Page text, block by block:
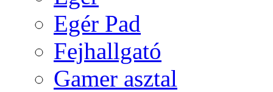
Egér Pad
Fejhallgató
Gamer asztal